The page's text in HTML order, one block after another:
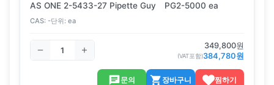
AS ONE 2-5433-27 Pipette Guy PG2-5000 ea
CAS: -단위: ea
349,800원
(VAT포함)384,780원
문의 장바구니 찜하기